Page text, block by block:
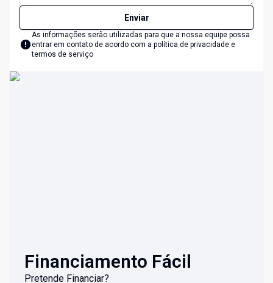
Enviar
As informações serão utilizadas para que a nossa equipe possa
entrar em contato de acordo com a política de privacidade e
termos de serviço
Financiamento Fácil
Pretende Financiar?